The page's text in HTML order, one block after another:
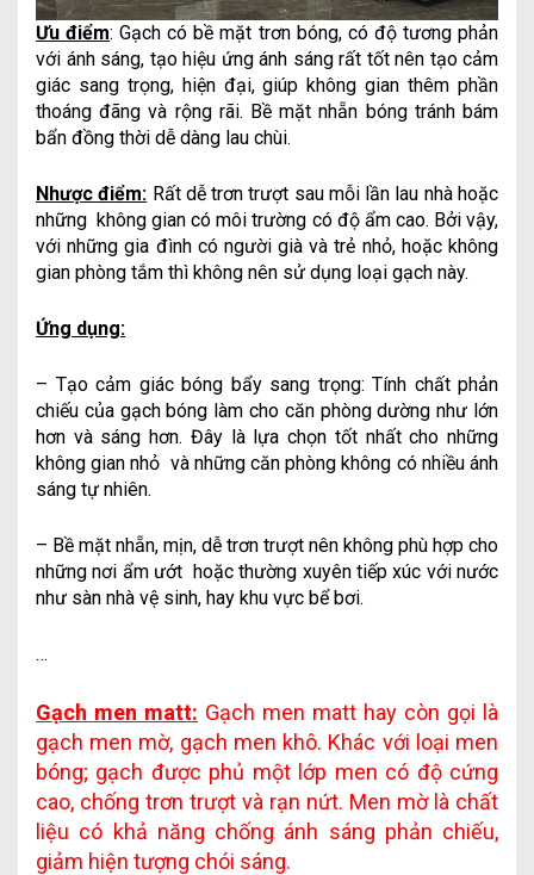
Ưu điểm: Gạch có bề mặt trơn bóng, có độ tương phản
với ánh sáng, tạo hiệu ứng ánh sáng rất tốt nên tạo cảm
giác sang trọng, hiện đại, giúp không gian thêm phần
thoáng đãng và rộng rãi. Bề mặt nhẵn bóng tránh bám
bẩn đồng thời dễ dàng lau chùi.
Nhược điểm: Rất dễ trơn trượt sau mỗi lần lau nhà hoặc
những không gian có môi trường có độ ẩm cao. Bởi vậy,
với những gia đình có người già và trẻ nhỏ, hoặc không
gian phòng tắm thì không nên sử dụng loại gạch này.
Ứng dụng:
– Tạo cảm giác bóng bẩy sang trọng: Tính chất phản
chiếu của gạch bóng làm cho căn phòng dường như lớn
hơn và sáng hơn. Đây là lựa chọn tốt nhất cho những
không gian nhỏ và những căn phòng không có nhiều ánh
sáng tự nhiên.
– Bề mặt nhẵn, mịn, dễ trơn trượt nên không phù hợp cho
những nơi ẩm ướt hoặc thường xuyên tiếp xúc với nước
như sàn nhà vệ sinh, hay khu vực bể bơi.
…
Gạch men matt: Gạch men matt hay còn gọi là
gạch men mờ, gạch men khô. Khác với loại men
bóng; gạch được phủ một lớp men có độ cứng
cao, chống trơn trượt và rạn nứt. Men mờ là chất
liệu có khả năng chống ánh sáng phản chiếu,
giảm hiện tượng chói sáng.